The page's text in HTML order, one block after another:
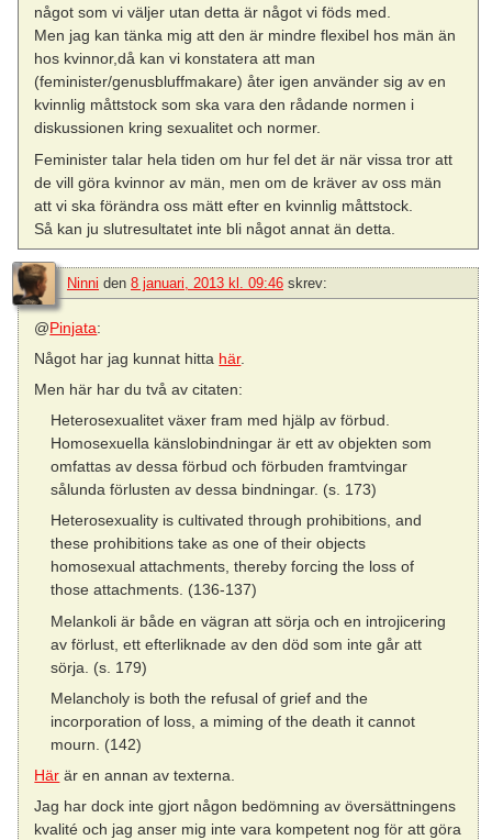
något som vi väljer utan detta är något vi föds med.
Men jag kan tänka mig att den är mindre flexibel hos män än
hos kvinnor,då kan vi konstatera att man
(feminister/genusbluffmakare) åter igen använder sig av en
kvinnlig måttstock som ska vara den rådande normen i
diskussionen kring sexualitet och normer.
Feminister talar hela tiden om hur fel det är när vissa tror att
de vill göra kvinnor av män, men om de kräver av oss män
att vi ska förändra oss mätt efter en kvinnlig måttstock.
Så kan ju slutresultatet inte bli något annat än detta.
Ninni den 8 januari, 2013 kl. 09:46 skrev:
@Pinjata:
Något har jag kunnat hitta här.
Men här har du två av citaten:
Heterosexualitet växer fram med hjälp av förbud.
Homosexuella känslobindningar är ett av objekten som
omfattas av dessa förbud och förbuden framtvingar
sålunda förlusten av dessa bindningar. (s. 173)
Heterosexuality is cultivated through prohibitions, and
these prohibitions take as one of their objects
homosexual attachments, thereby forcing the loss of
those attachments. (136-137)
Melankoli är både en vägran att sörja och en introjicering
av förlust, ett efterliknade av den död som inte går att
sörja. (s. 179)
Melancholy is both the refusal of grief and the
incorporation of loss, a miming of the death it cannot
mourn. (142)
Här är en annan av texterna.
Jag har dock inte gjort någon bedömning av översättningens
kvalité och jag anser mig inte vara kompetent nog för att göra